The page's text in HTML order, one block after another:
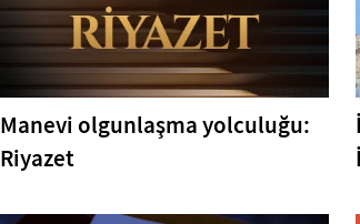
Manevi olgunlaşma yolculuğu:
Riyazet